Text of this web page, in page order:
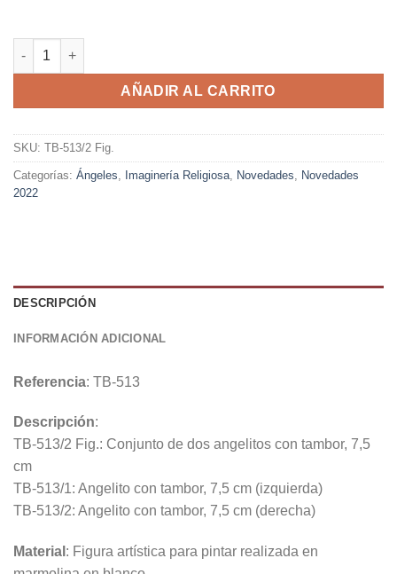
AÑADIR AL CARRITO
SKU: TB-513/2 Fig.
Categorías: Ángeles Imaginería Religiosa Novedades
Novedades
2022
DESCRIPCIÓN
INFORMACIÓN ADICIONAL
Referencia: TB-513
Descripción:
TB-513/2 Fig.: Conjunto de dos angelitos con tambor, 7,5
cm
TB-513/1: Angelito con tambor, 7,5 cm (izquierda)
TB-513/2: Angelito con tambor, 7,5 cm (derecha)
Material : Figura artística para pintar realizada en